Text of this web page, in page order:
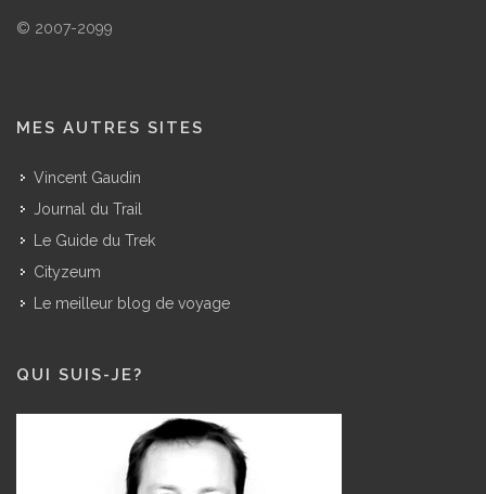
© 2007-2099
MES AUTRES SITES
Vincent Gaudin
Journal du Trail
Le Guide du Trek
Cityzeum
Le meilleur blog de voyage
QUI SUIS-JE?